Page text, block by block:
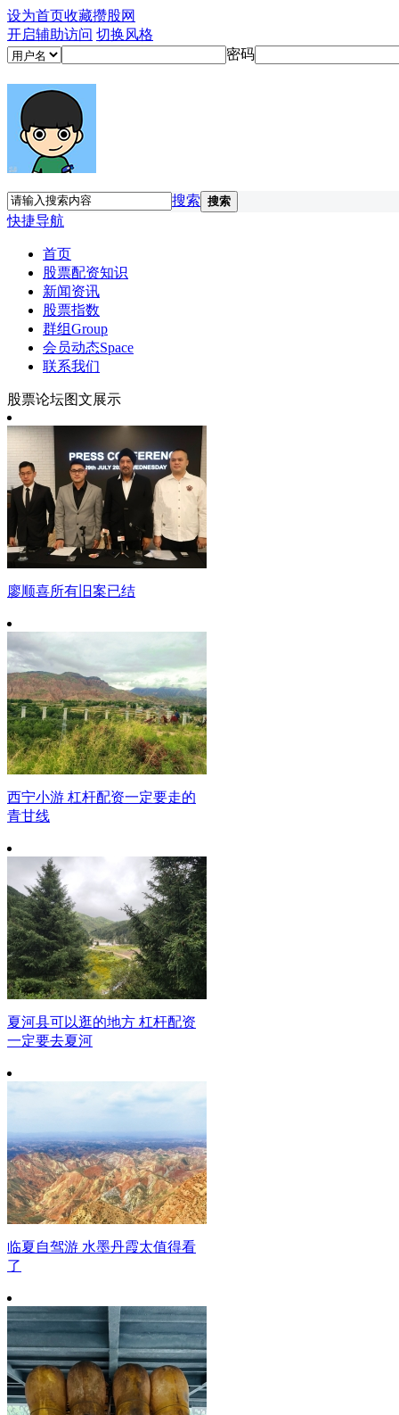
设为首页收藏攒股网
开启辅助访问 切换风格
密码
搜索 搜索
快捷导航
首页
股票配资知识
新闻资讯
股票指数
群组Group
会员动态Space
联系我们
股票论坛图文展示
廖顺喜所有旧案已结
西宁小游 杠杆配资一定要走的
青甘线
夏河县可以逛的地方 杠杆配资
一定要去夏河
临夏自驾游 水墨丹霞太值得看
了